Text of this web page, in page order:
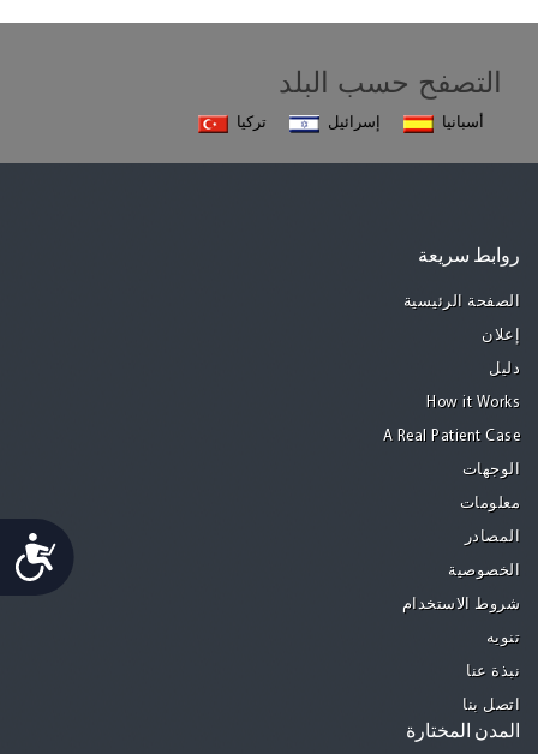
Accessibility
التصفح حسب البلد
أسبانيا إسرائيل تركيا
روابط سريعة
الصفحة الرئيسية
إعلان
دليل
How it Works
A Real Patient Case
الوجهات
معلومات
المصادر
الخصوصية
شروط الاستخدام
تنويه
نبذة عنا
اتصل بنا
المدن المختارة